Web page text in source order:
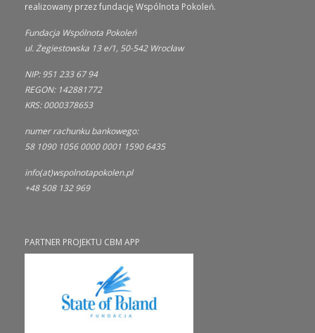
realizowany przez fundację Wspólnota Pokoleń.
Fundacja Wspólnota Pokoleń
ul. Żegiestowska 13 e/1, 50-542 Wrocław
NIP: 951 233 67 94
REGON: 142881772
KRS: 0000378653
numer rachunku bankowego:
58 1090 1056 0000 0001 1590 6435
info(at)wspolnotapokolen.pl
+48 508 132 969
PARTNER PROJEKTU CBM APP